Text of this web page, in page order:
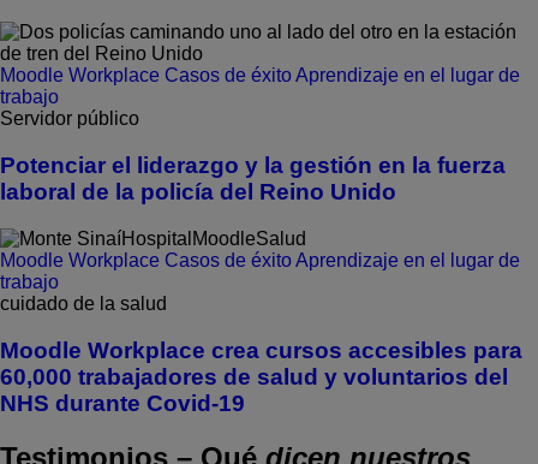
Moodle Workplace Casos de éxitoAprendizaje en el lugar de
trabajo
Servidor público
Potenciar el liderazgo y la gestión en la fuerza
laboral de la policía del Reino Unido
Moodle Workplace Casos de éxitoAprendizaje en el lugar de
trabajo
cuidado de la salud
Moodle Workplace crea cursos accesibles para
60,000 trabajadores de salud y voluntarios del
NHS durante Covid-19
Testimonios – Qué dicen nuestros